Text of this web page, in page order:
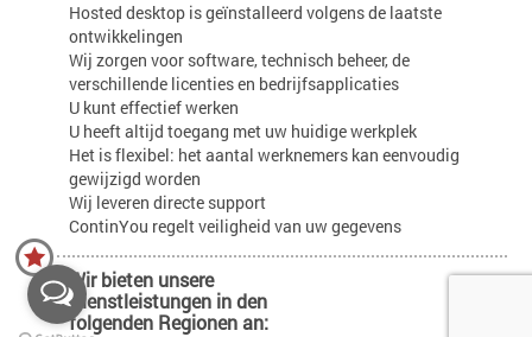
Hosted desktop is geïnstalleerd volgens de laatste
ontwikkelingen
Wij zorgen voor software, technisch beheer, de
verschillende licenties en bedrijfsapplicaties
U kunt effectief werken
U heeft altijd toegang met uw huidige werkplek
Het is flexibel: het aantal werknemers kan eenvoudig
gewijzigd worden
Wij leveren directe support
ContinYou regelt veiligheid van uw gegevens
Wir bieten unsere
Dienstleistungen in den
folgenden Regionen an: